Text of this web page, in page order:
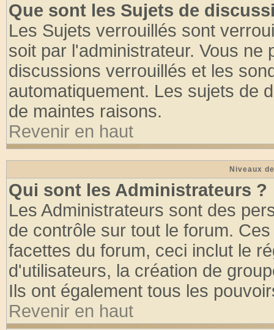
Que sont les Sujets de
Les Sujets verrouillés sont
soit par l'administrateur. Vous
discussions verrouillés et les
automatiquement. Les sujets de
de maintes raisons.
Revenir en haut
Niveaux
Qui sont les Administrateurs ?
Les Administrateurs sont des
de contrôle sur tout le forum.
facettes du forum, ceci inclut le
d'utilisateurs, la création de
Ils ont également tous les
Revenir en haut